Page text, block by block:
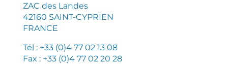
ZAC des Landes
42160 SAINT-CYPRIEN
FRANCE
Tél : +33 (0)4 77 02 13 08
Fax : +33 (0)4 77 02 20 28